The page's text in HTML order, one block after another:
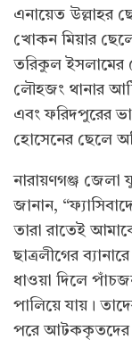
এনায়েত উল্লাহর
খোকন মিয়ার
তরিকুল ইসলামের
লৌহজং থানার
এবং ফরিদপুরের
হোসেনের ছেলে
নারায়ণগঞ্জ জেলা
জানান,
তারা রাতেই
ছাত্রলীগের
ধাওয়া দিলে
পালিয়ে যায়।
পরে আটককৃতদের